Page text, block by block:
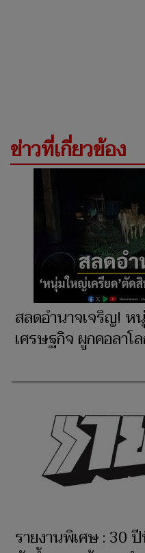
ข่าวที่เกี่ยวข้อง
สลดอำนาจเจริญ!
เศรษฐกิจ ผูกคอลาโ
รายงานพิเศษ : 30